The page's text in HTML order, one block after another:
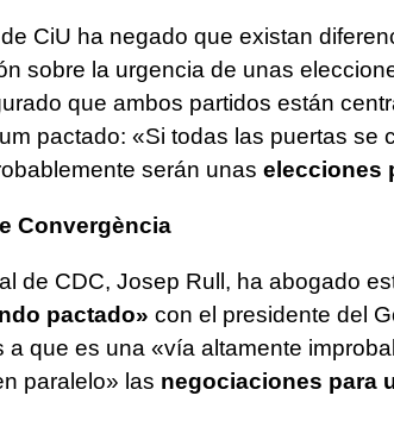
CiU ha negado que existan
sobre la urgencia de unas
que ambos partidos están
pactado: «Si todas las puertas se
serán unas elecciones
Convergència
de CDC, Josep Rull, ha abogado
pactado» con el presidente del
a que es una «vía altamente
paralelo» las negociaciones para